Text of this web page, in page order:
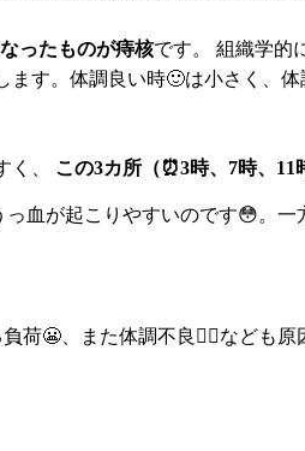
ったものが痔核です。 組織学的
ます。体調良い時🙂は小さく、
、 この3カ所（⏰3時、7時、11
っ血が起こりやすいのです😳。一
😬、また体調不良😮‍💨なども原